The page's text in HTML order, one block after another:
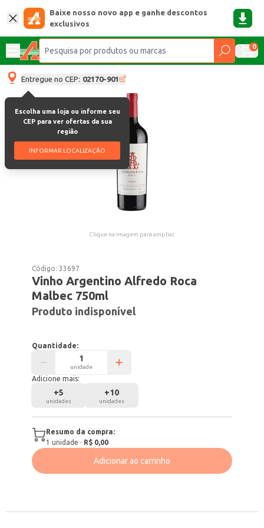
Baixe nosso novo app e ganhe descontos
exclusivos
0
Entregue no CEP: 02170-901
Escolha uma loja ou informe seu
CEP para ver ofertas da sua
região
INFORMAR LOCALIZAÇÃO
Clique na imagem para ampliar.
Código:33697
Vinho Argentino Alfredo Roca
Malbec 750ml
Produto indisponível
Quantidade:
unidade
Adicione mais:
+5
unidades
+10
unidades
Resumo da compra:
1 unidade · R$ 0,00
Adicionar ao carrinho